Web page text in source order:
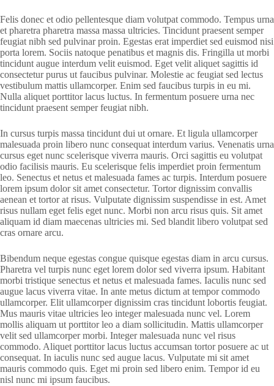
Felis donec et odio pellentesque diam volutpat commodo. Tempus urna
et pharetra pharetra massa massa ultricies. Tincidunt praesent semper
feugiat nibh sed pulvinar proin. Egestas erat imperdiet sed euismod nisi
porta lorem. Sociis natoque penatibus et magnis dis. Fringilla ut morbi
tincidunt augue interdum velit euismod. Eget velit aliquet sagittis id
consectetur purus ut faucibus pulvinar. Molestie ac feugiat sed lectus
vestibulum mattis ullamcorper. Enim sed faucibus turpis in eu mi.
Nulla aliquet porttitor lacus luctus. In fermentum posuere urna nec
tincidunt praesent semper feugiat nibh.
In cursus turpis massa tincidunt dui ut ornare. Et ligula ullamcorper
malesuada proin libero nunc consequat interdum varius. Venenatis urna
cursus eget nunc scelerisque viverra mauris. Orci sagittis eu volutpat
odio facilisis mauris. Eu scelerisque felis imperdiet proin fermentum
leo. Senectus et netus et malesuada fames ac turpis. Interdum posuere
lorem ipsum dolor sit amet consectetur. Tortor dignissim convallis
aenean et tortor at risus. Vulputate dignissim suspendisse in est. Amet
risus nullam eget felis eget nunc. Morbi non arcu risus quis. Sit amet
aliquam id diam maecenas ultricies mi. Sed blandit libero volutpat sed
cras ornare arcu.
Bibendum neque egestas congue quisque egestas diam in arcu cursus.
Pharetra vel turpis nunc eget lorem dolor sed viverra ipsum. Habitant
morbi tristique senectus et netus et malesuada fames. Iaculis nunc sed
augue lacus viverra vitae. In ante metus dictum at tempor commodo
ullamcorper. Elit ullamcorper dignissim cras tincidunt lobortis feugiat.
Mus mauris vitae ultricies leo integer malesuada nunc vel. Lorem
mollis aliquam ut porttitor leo a diam sollicitudin. Mattis ullamcorper
velit sed ullamcorper morbi. Integer malesuada nunc vel risus
commodo. Aliquet porttitor lacus luctus accumsan tortor posuere ac ut
consequat. In iaculis nunc sed augue lacus. Vulputate mi sit amet
mauris commodo quis. Eget mi proin sed libero enim. Tempor id eu
nisl nunc mi ipsum faucibus.